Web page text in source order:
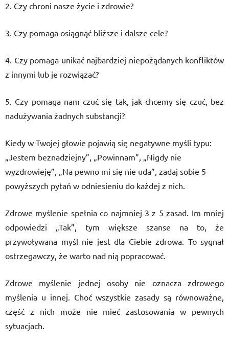
2. Czy chroni nasze życie i zdrowie?
3. Czy pomaga osiągnąć bliższe i dalsze cele?
4. Czy pomaga unikać najbardziej niepożądanych konfliktów
z innymi lub je rozwiązać?
5. Czy pomaga nam czuć się tak, jak chcemy się czuć, bez
nadużywania żadnych substancji?
Kiedy w Twojej głowie pojawią się negatywne myśli typu:
„Jestem beznadziejny”, „Powinnam”, „Nigdy nie
wyzdrowieję”, „Na pewno mi się nie uda”, zadaj sobie 5
powyższych pytań w odniesieniu do każdej z nich.
Zdrowe myślenie spełnia co najmniej 3 z 5 zasad. Im mniej
odpowiedzi „Tak”, tym większe szanse na to, że
przywoływana myśl nie jest dla Ciebie zdrowa. To sygnał
ostrzegawczy, że warto nad nią popracować.
Zdrowe myślenie jednej osoby nie oznacza zdrowego
myślenia u innej. Choć wszystkie zasady są równoważne,
część z nich może nie mieć zastosowania w pewnych
sytuacjach.